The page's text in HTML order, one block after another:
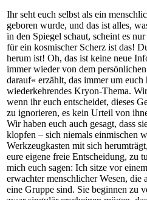
Ihr seht euch selbst als ein
geboren wurde, und das ist alles,
in den Spiegel schaut, scheint es
für ein kosmischer Scherz ist das!
herum ist! Oh, das ist keine neue
immer wieder von dem
darauf« erzählt, das immer um euch
wiederkehrendes Kryon-Thema.
wenn ihr euch entscheidet, dieses
zu ignorieren, es kein Urteil von
Wir haben euch auch gesagt, dass
klopfen – sich niemals einmischen
Werkzeugkasten mit sich
eure eigene freie Entscheidung, zu
mich euch sagen: Ich sitze vor
erwachter menschlicher Wesen, die
eine Gruppe sind. Sie beginnen zu